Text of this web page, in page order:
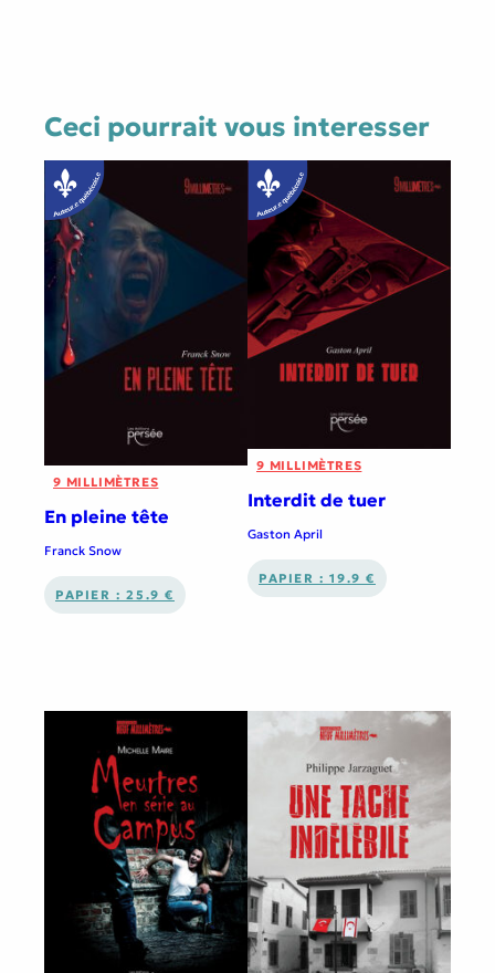
Ceci pourrait vous interesser
9 MILLIMÈTRES
En pleine tête
Franck Snow
PAPIER : 25.9 €
9 MILLIMÈTRES
Interdit de tuer
Gaston April
PAPIER : 19.9 €